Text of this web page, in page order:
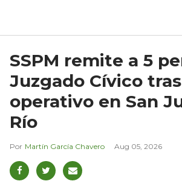
SSPM remite a 5
Juzgado Cívico tras
operativo en San
Río
Martín García Chavero Aug 05, 2026